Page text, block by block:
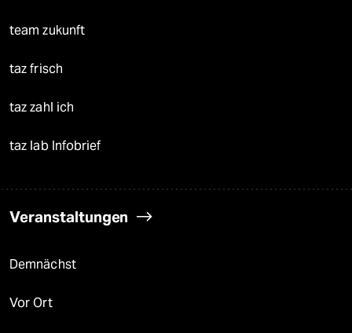
team zukunft
taz frisch
taz zahl ich
taz lab Infobrief
Veranstaltungen
Demnächst
Vor Ort